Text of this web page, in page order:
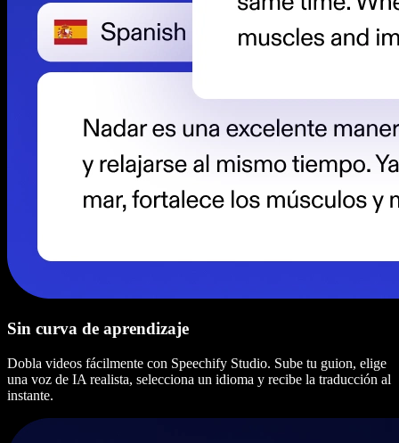
Sin curva de aprendizaje
Dobla videos fácilmente con Speechify Studio. Sube tu guion, elige
una voz de IA realista, selecciona un idioma y recibe la traducción al
instante.